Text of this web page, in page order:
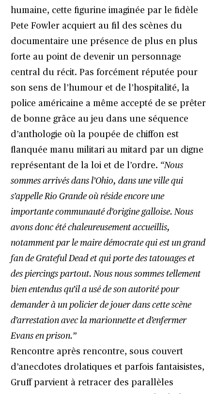
humaine, cette figurine imaginée par le fidèle
Pete Fowler acquiert au fil des scènes du
documentaire une présence de plus en plus
forte au point de devenir un personnage
central du récit. Pas forcément réputée pour
son sens de l’humour et de l’hospitalité, la
police américaine a même accepté de se prêter
de bonne grâce au jeu dans une séquence
d’anthologie où la poupée de chiffon est
flanquée manu militari au mitard par un digne
représentant de la loi et de l’ordre. “Nous
sommes arrivés dans l’Ohio, dans une ville qui
s’appelle Rio Grande où réside encore une
importante communauté d’origine galloise. Nous
avons donc été chaleureusement accueillis,
notamment par le maire démocrate qui est un grand
fan de Grateful Dead et qui porte des tatouages et
des piercings partout. Nous nous sommes tellement
bien entendus qu’il a usé de son autorité pour
demander à un policier de jouer dans cette scène
d’arrestation avec la marionnette et d’enfermer
Evans en prison.”
Rencontre après rencontre, sous couvert
d’anecdotes drolatiques et parfois fantaisistes,
Gruff parvient à retracer des parallèles